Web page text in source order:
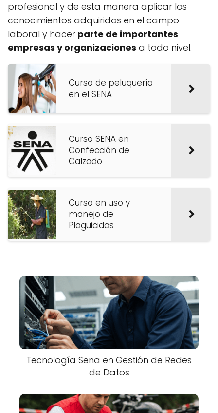
profesional y de esta manera aplicar los
conocimientos adquiridos en el campo
laboral y hacer parte de importantes
empresas y organizaciones a todo nivel.
Curso de peluquería
en el SENA
Curso SENA en
Confección de
Calzado
Curso en uso y
manejo de
Plaguicidas
Tecnología Sena en Gestión de Redes
de Datos